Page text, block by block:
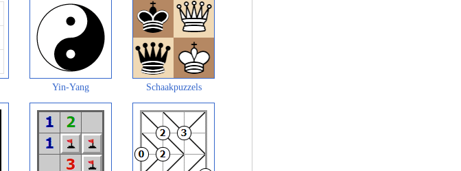
Yin-Yang Schaakpuzzels